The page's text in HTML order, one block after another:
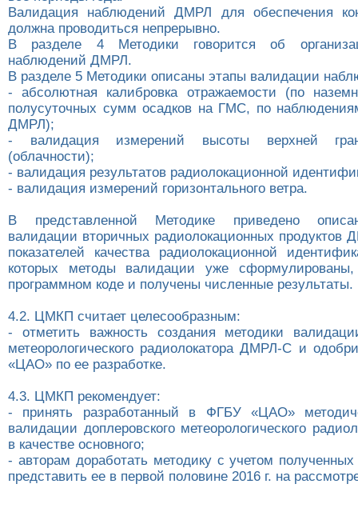
Валидация наблюдений ДМРЛ для обеспечения
должна проводиться непрерывно.
В разделе 4 Методики говорится об
наблюдений ДМРЛ.
В разделе 5 Методики описаны этапы валидации
- абсолютная калибровка отражаемости (по
полусуточных сумм осадков на ГМС, по
ДМРЛ);
- валидация измерений высоты верхней
(облачности);
- валидация результатов радиолокационной
- валидация измерений горизонтального ветра.
В представленной Методике приведено
валидации вторичных радиолокационных продуктов
показателей качества радиолокационной
которых методы валидации уже
программном коде и получены численные результаты.
4.2. ЦМКП считает целесообразным:
- отметить важность создания методики
метеорологического радиолокатора ДМРЛ-С и
«ЦАО» по ее разработке.
4.3. ЦМКП рекомендует:
- принять разработанный в ФГБУ «ЦАО»
валидации доплеровского метеорологического
в качестве основного;
- авторам доработать методику с учетом
представить ее в первой половине 2016 г. на